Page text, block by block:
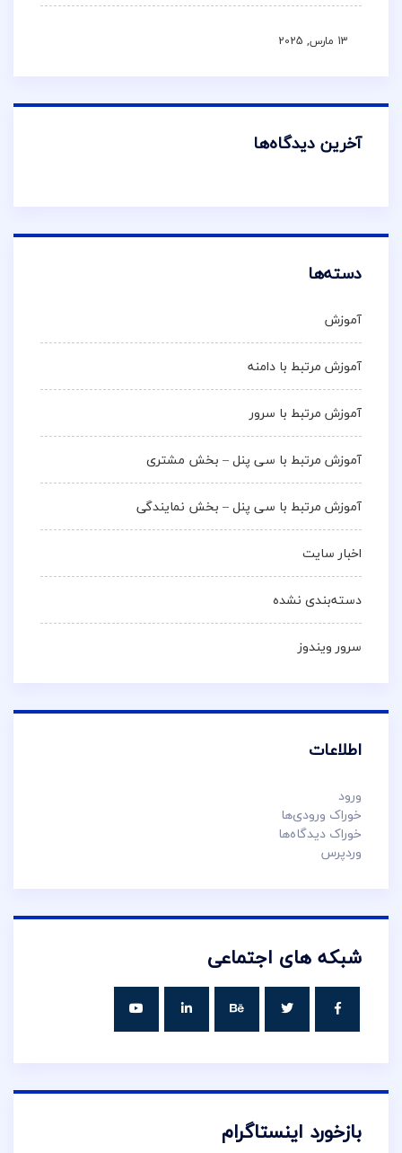
13 مارس, 2025
آخرین دیدگاه‌ها
دسته‌ها
آموزش
آموزش مرتبط با دامنه
آموزش مرتبط با سرور
آموزش مرتبط با سی پنل – بخش مشتری
آموزش مرتبط با سی پنل – بخش نمایندگی
اخبار سایت
دسته‌بندی نشده
سرور ویندوز
اطلاعات
ورود
خوراک ورودی‌ها
خوراک دیدگاه‌ها
وردپرس
شبکه های اجتماعی
بازخورد اینستاگرام